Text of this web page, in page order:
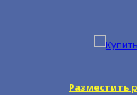
Разместить